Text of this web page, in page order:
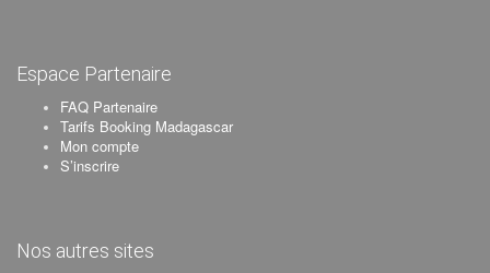
Espace Partenaire
FAQ Partenaire
Tarifs Booking Madagascar
Mon compte
S’inscrire
Nos autres sites